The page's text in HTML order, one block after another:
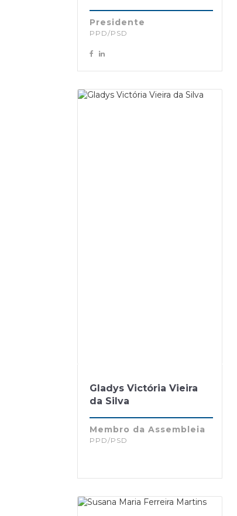
Presidente
PPD/PSD
Gladys Victória Vieira
da Silva
Membro da Assembleia
PPD/PSD